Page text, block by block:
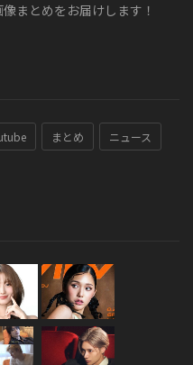
まとめをお届けします！
まとめ ニュース